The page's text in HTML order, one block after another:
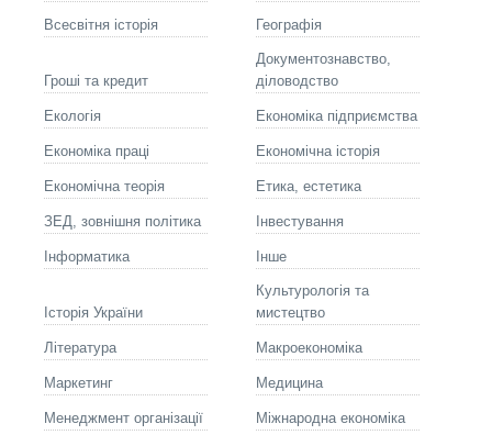
Всесвітня історія Географія
Гроші та кредит
Документознавство,
діловодство
Екологія Економіка підприємства
Економіка праці Економічна історія
Економічна теорія Етика, естетика
ЗЕД, зовнішня політика Інвестування
Інформатика Інше
Історія України
Культурологія та
мистецтво
Літературa Макроекономіка
Маркетинг Медицина
Менеджмент організації Міжнародна економіка